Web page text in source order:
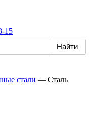
15
стали — Сталь